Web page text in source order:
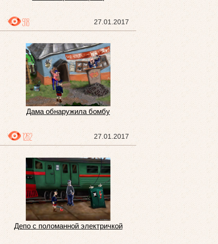
27.01.2017
918
Дама обнаружила бомбу
27.01.2017
1262
Депо с поломанной электричкой